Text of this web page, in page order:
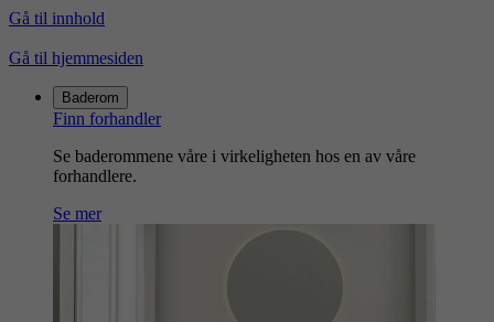
Gå til innhold
Gå til hjemmesiden
Baderom
Finn forhandler
Se baderommene våre i virkeligheten hos en av våre
forhandlere.
Se mer